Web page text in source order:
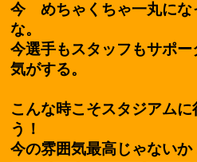
今 めちゃくちゃ一丸にな
な。
今選手もスタッフもサポ
気がする。
こんな時こそスタジアムに
う！
今の雰囲気最高じゃないか